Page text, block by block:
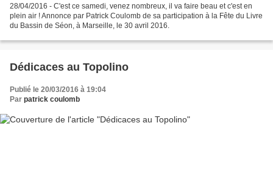
28/04/2016 - C'est ce samedi, venez nombreux, il va faire beau et c'est en
plein air ! Annonce par Patrick Coulomb de sa participation à la Fête du Livre
du Bassin de Séon, à Marseille, le 30 avril 2016.
Dédicaces au Topolino
Publié le 20/03/2016 à 19:04
Par patrick coulomb